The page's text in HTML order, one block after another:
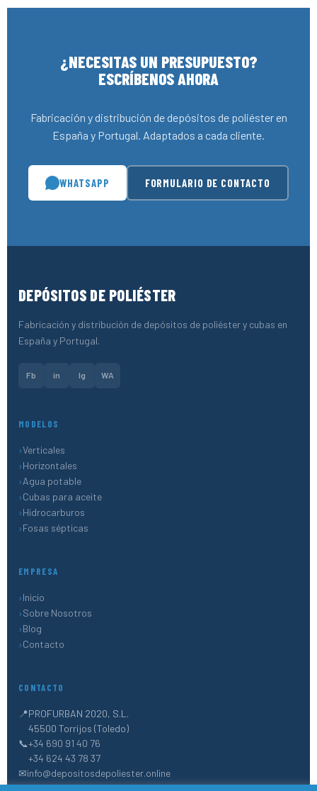
¿NECESITAS UN PRESUPUESTO?
ESCRÍBENOS AHORA
Fabricación y distribución de depósitos de poliéster en
España y Portugal. Adaptados a cada cliente.
WHATSAPP FORMULARIO DE CONTACTO
DEPÓSITOS DE POLIÉSTER
Fabricación y distribución de depósitos de poliéster y cubas en
España y Portugal.
Fb in Ig WA
MODELOS
Verticales
Horizontales
Agua potable
Cubas para aceite
Hidrocarburos
Fosas sépticas
EMPRESA
Inicio
Sobre Nosotros
Blog
Contacto
CONTACTO
📍PROFURBAN 2020, S.L.
45500 Torrijos (Toledo)
📞+34 690 91 40 76
+34 624 43 78 37
✉info@depositosdepoliester.online